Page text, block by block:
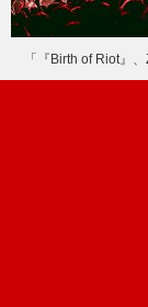
「『Birth of Riot』